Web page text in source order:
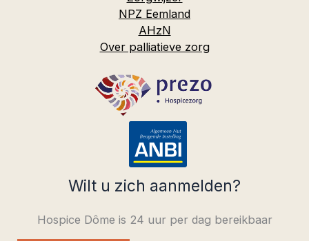
NPZ Eemland
AHzN
Over palliatieve zorg
Wilt u zich aanmelden?
Hospice Dôme is 24 uur per dag bereikbaar